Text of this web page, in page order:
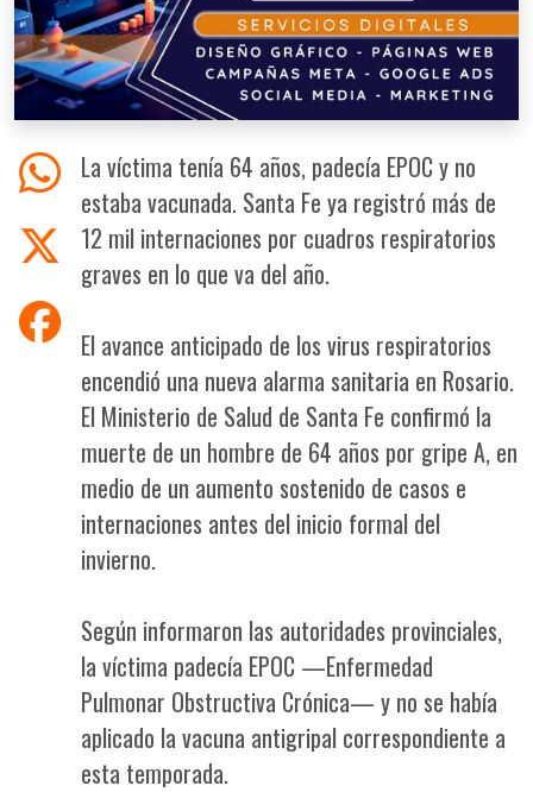
La víctima tenía 64 años, padecía EPOC y no
estaba vacunada. Santa Fe ya registró más de
12 mil internaciones por cuadros respiratorios
graves en lo que va del año.
El avance anticipado de los virus respiratorios
encendió una nueva alarma sanitaria en Rosario.
El Ministerio de Salud de Santa Fe confirmó la
muerte de un hombre de 64 años por gripe A, en
medio de un aumento sostenido de casos e
internaciones antes del inicio formal del
invierno.
Según informaron las autoridades provinciales,
la víctima padecía EPOC —Enfermedad
Pulmonar Obstructiva Crónica— y no se había
aplicado la vacuna antigripal correspondiente a
esta temporada.